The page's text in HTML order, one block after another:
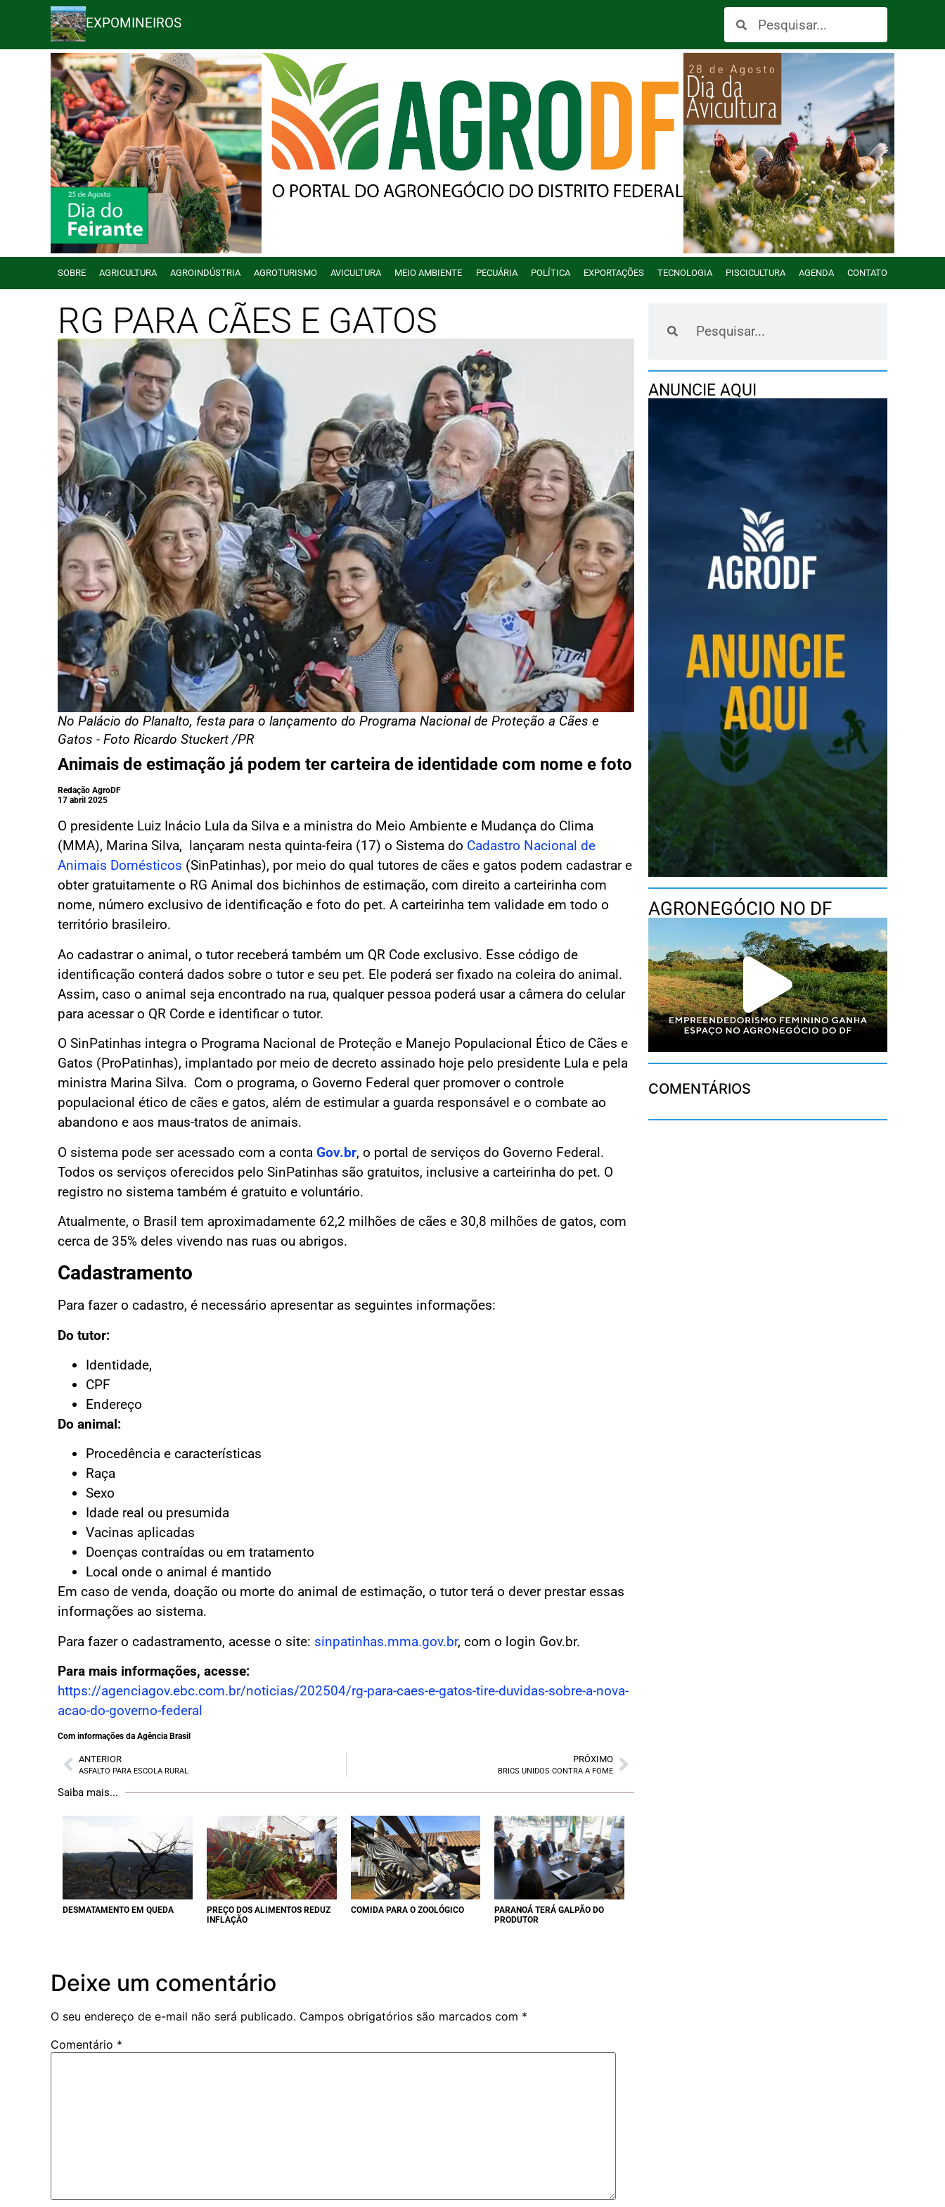
EXPOMINEIROS
SOBRE AGRICULTURA AGROINDÚSTRIA AGROTURISMO AVICULTURA MEIO AMBIENTE PECUÁRIA POLÍTICA EXPORTAÇÕES TECNOLOGIA PISCICULTURA AGENDA CONTATO
RG PARA CÃES E GATOS
No Palácio do Planalto, festa para o lançamento do Programa Nacional de Proteção a Cães e
Gatos - Foto Ricardo Stuckert /PR
Animais de estimação já podem ter carteira de identidade com nome e foto
Redação AgroDF
17 abril 2025
O presidente Luiz Inácio Lula da Silva e a ministra do Meio Ambiente e Mudança do Clima
(MMA), Marina Silva, lançaram nesta quinta-feira (17) o Sistema do Cadastro Nacional de
Animais Domésticos (SinPatinhas), por meio do qual tutores de cães e gatos podem cadastrar e
obter gratuitamente o RG Animal dos bichinhos de estimação, com direito a carteirinha com
nome, número exclusivo de identificação e foto do pet. A carteirinha tem validade em todo o
território brasileiro.
Ao cadastrar o animal, o tutor receberá também um QR Code exclusivo. Esse código de
identificação conterá dados sobre o tutor e seu pet. Ele poderá ser fixado na coleira do animal.
Assim, caso o animal seja encontrado na rua, qualquer pessoa poderá usar a câmera do celular
para acessar o QR Corde e identificar o tutor.
O SinPatinhas integra o Programa Nacional de Proteção e Manejo Populacional Ético de Cães e
Gatos (ProPatinhas), implantado por meio de decreto assinado hoje pelo presidente Lula e pela
ministra Marina Silva. Com o programa, o Governo Federal quer promover o controle
populacional ético de cães e gatos, além de estimular a guarda responsável e o combate ao
abandono e aos maus-tratos de animais.
O sistema pode ser acessado com a conta Gov.br, o portal de serviços do Governo Federal.
Todos os serviços oferecidos pelo SinPatinhas são gratuitos, inclusive a carteirinha do pet. O
registro no sistema também é gratuito e voluntário.
Atualmente, o Brasil tem aproximadamente 62,2 milhões de cães e 30,8 milhões de gatos, com
cerca de 35% deles vivendo nas ruas ou abrigos.
Cadastramento
Para fazer o cadastro, é necessário apresentar as seguintes informações:
Do tutor:
Identidade,
CPF
Endereço
Do animal:
Procedência e características
Raça
Sexo
Idade real ou presumida
Vacinas aplicadas
Doenças contraídas ou em tratamento
Local onde o animal é mantido
Em caso de venda, doação ou morte do animal de estimação, o tutor terá o dever prestar essas
informações ao sistema.
Para fazer o cadastramento, acesse o site: sinpatinhas.mma.gov.br, com o login Gov.br.
Para mais informações, acesse:
https://agenciagov.ebc.com.br/noticias/202504/rg-para-caes-e-gatos-tire-duvidas-sobre-a-nova-
acao-do-governo-federal
Com informações da Agência Brasil
ANTERIOR
ASFALTO PARA ESCOLA RURAL
PRÓXIMO
BRICS UNIDOS CONTRA A FOME
Saiba mais...
DESMATAMENTO EM QUEDA
PREÇO DOS ALIMENTOS REDUZ
INFLAÇÃO
COMIDA PARA O ZOOLÓGICO
PARANOÁ TERÁ GALPÃO DO
PRODUTOR
ANUNCIE AQUI
AGRONEGÓCIO NO DF
COMENTÁRIOS
Deixe um comentário
O seu endereço de e-mail não será publicado. Campos obrigatórios são marcados com *
Comentário *